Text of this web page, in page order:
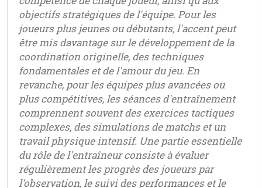
objectifs stratégiques de l'équipe. Pour les
joueurs plus jeunes ou débutants, l'accent peut
être mis davantage sur le développement de la
coordination originelle, des techniques
fondamentales et de l'amour du jeu. En
revanche, pour les équipes plus avancées ou
plus compétitives, les séances d'entraînement
comprennent souvent des exercices tactiques
complexes, des simulations de matchs et un
travail physique intensif. Une partie essentielle
du rôle de l'entraîneur consiste à évaluer
régulièrement les progrès des joueurs par
l'observation, le suivi des performances et le